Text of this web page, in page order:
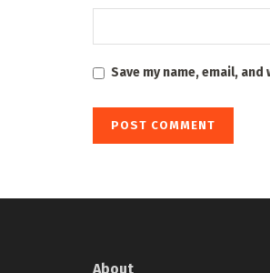
Save my name, email,
About